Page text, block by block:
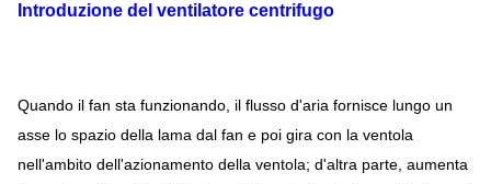
Introduzione del ventilatore centrifugo
Quando il fan sta funzionando, il flusso d'aria fornisce lungo un
asse lo spazio della lama dal fan e poi gira con la ventola
nell'ambito dell'azionamento della ventola; d'altra parte, aumenta